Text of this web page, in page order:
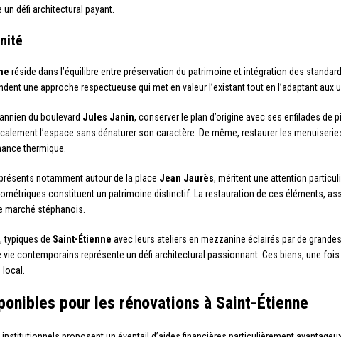
défi architectural payant.
réside dans l’équilibre entre préservation du patrimoine et intégration des
une approche respectueuse qui met en valeur l’existant tout en l’adaptant aux
du boulevard Jules Janin, conserver le plan d’origine avec ses enfilades
l’espace sans dénaturer son caractère. De même, restaurer les
thermique.
notamment autour de la place Jean Jaurès, méritent une attention
constituent un patrimoine distinctif. La restauration de ces éléments,
marché stéphanois.
, typiques de Saint-Étienne avec leurs ateliers en mezzanine éclairés par de
contemporains représente un défi architectural passionnant. Ces biens, une
pour les rénovations à Saint-Étienne